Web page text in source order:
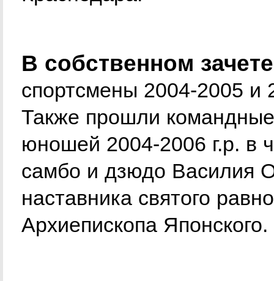
В собственном
спортсмены 2004-2005 и
Также прошли
юношей 2004-2006 г.р. в
самбо и дзюдо Василия
наставника святого
Архиепископа Японского.